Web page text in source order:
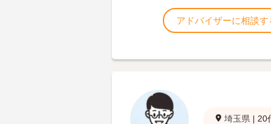
アドバイザーに相談す
埼玉県 | 20